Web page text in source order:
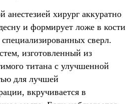
анестезией хирург аккуратно
и формирует ложе в кости
сверл.
изготовленный из
титана с улучшенной
для лучшей
вкручивается в